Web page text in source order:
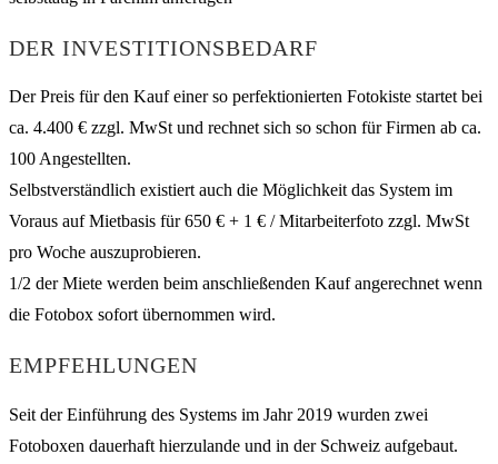
DER INVESTITIONSBEDARF
Der Preis für den Kauf einer so perfektionierten Fotokiste startet bei
ca. 4.400 € zzgl. MwSt und rechnet sich so schon für Firmen ab ca.
100 Angestellten.
Selbstverständlich existiert auch die Möglichkeit das System im
Voraus auf Mietbasis für 650 € + 1 € / Mitarbeiterfoto zzgl. MwSt
pro Woche auszuprobieren.
1/2 der Miete werden beim anschließenden Kauf angerechnet wenn
die Fotobox sofort übernommen wird.
EMPFEHLUNGEN
Seit der Einführung des Systems im Jahr 2019 wurden zwei
Fotoboxen dauerhaft hierzulande und in der Schweiz aufgebaut.